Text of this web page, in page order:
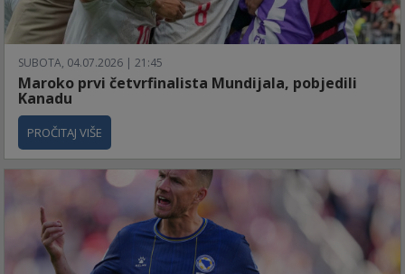
SUBOTA, 04.07.2026 | 21:45
Maroko prvi četvrfinalista Mundijala, pobjedili
Kanadu
PROČITAJ VIŠE